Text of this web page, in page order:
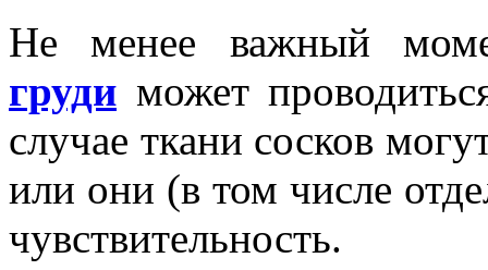
Не менее важный
груди может
случае ткани сосков
или они (в том числе
чувствительность.